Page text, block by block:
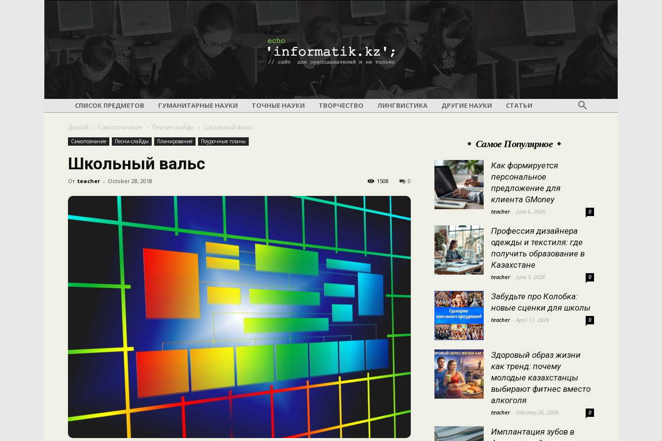
ПОУРОЧНОЕ
КАЛЕНДАРНОЕ
ПЛАНИРОВАНИЕ
УРОКОВ
СПИСОК ПРЕДМЕТОВ ГУМАНИТАРНЫЕ НАУКИ ТОЧНЫЕ НАУКИ ТВОРЧЕСТВО ЛИНГВИСТИКА ДРУГИЕ НАУКИ СТАТЬИ
Домой Самопознание Песни-слайды Школьный вальс
Самопознание Песни-слайды Планирование Поурочные планы
Школьный вальс
От teacher - October 28, 2018 0
1508
Самое Популярное
Как формируется
персональное
предложение для
клиента GMoney
teacher - June 6, 2026 0
Профессия дизайнера
одежды и текстиля: где
получить образование в
Казахстане
teacher - June 1, 2026 0
Забудьте про Колобка:
новые сценки для школы
teacher - April 11, 2026 0
Здоровый образ жизни
как тренд: почему
молодые казахстанцы
выбирают фитнес вместо
алкоголя
teacher - February 26, 2026 0
Имплантация зубов в